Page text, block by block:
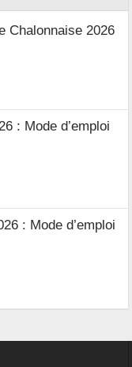
Chalonnaise 2026
: Mode d’emploi
: Mode d’emploi